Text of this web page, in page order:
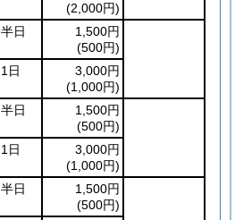
(2,000円)
半日
1,500円
(500円)
1日
3,000円
(1,000円)
半日
1,500円
(500円)
1日
3,000円
(1,000円)
半日
1,500円
(500円)